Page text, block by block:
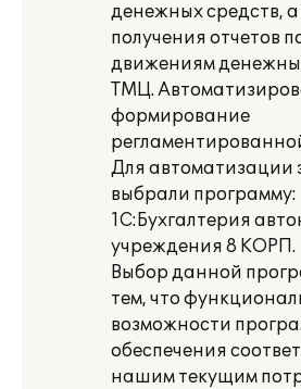
денежных средств,
получения отчетов
движениям
ТМЦ.
формирование
Для автоматизации
выбрали программу:
1С:Бухгалтерия
учреждения 8 КОРП.
Выбор данной
тем, что
возможности
обеспечения
нашим текущим